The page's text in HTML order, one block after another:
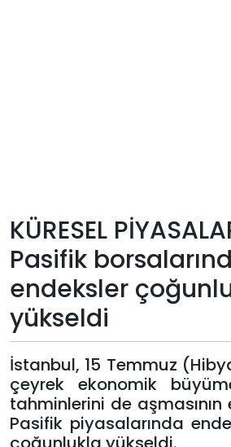
Künye
Giriş
Yap
KÜRESEL
Pasifik
endeksler
yükseldi
İstanbul, 15 Temmuz
çeyrek ekonomik
tahminlerini de
Pasifik piyasalarında